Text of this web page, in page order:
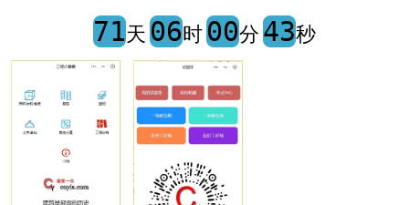
71天 06时00分 43秒